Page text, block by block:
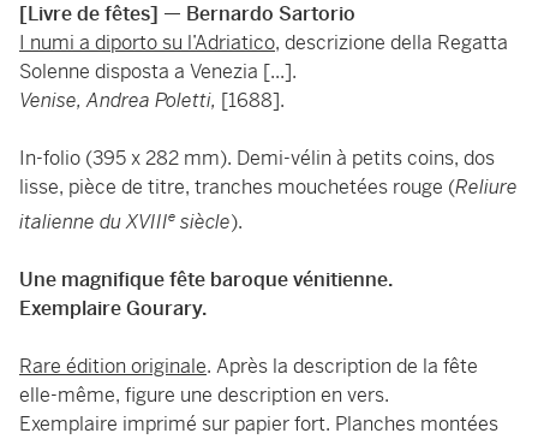
[Livre de fêtes] — Bernardo Sartorio
I numi a diporto su l’Adriatico, descrizione della Regatta
Solenne disposta a Venezia [...].
Venise, Andrea Poletti, [1688].
In-folio (395 x 282 mm). Demi-vélin à petits coins, dos
lisse, pièce de titre, tranches mouchetées rouge (Reliure
italienne du XVIIIe siècle).
Une magnifique fête baroque vénitienne.
Exemplaire Gourary.
Rare édition originale. Après la description de la fête
elle-même, figure une description en vers.
Exemplaire imprimé sur papier fort. Planches montées